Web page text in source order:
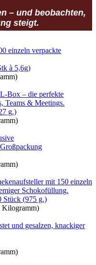
– und beobachten,
steigt.
à 5,6g)
g.)
Stück (975 g.)
Kilogramm)